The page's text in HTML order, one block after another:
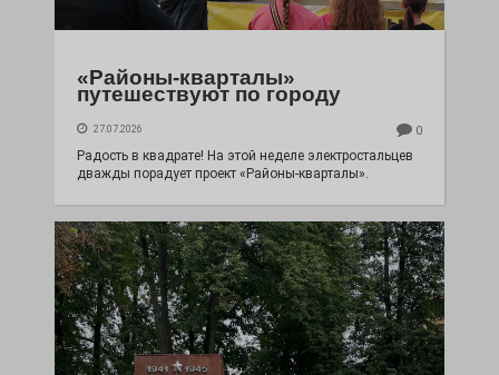
«Районы-кварталы»
путешествуют по городу
27.07.2026 0
Радость в квадрате! На этой неделе электростальцев
дважды порадует проект «Районы-кварталы».